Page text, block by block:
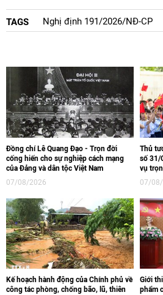
TAGS Nghị định 191/2026/NĐ-CР
Đồng chí Lê Quang Đạo - Trọn đời
cống hiến cho sự nghiệp cách mạng
của Đảng và dân tộc Việt Nam
07/08/2026
Thủ
số 31/
vụ
07/
Kế hoạch hành động của Chính phủ về
công tác phòng, chống bão, lũ, thiên
Giới
phẩm